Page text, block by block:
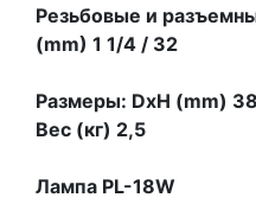
Резьбовые и
(mm) 1 1/4 / 32
Размеры: DxH (mm)
Вес (кг) 2,5
Лампа PL-18W